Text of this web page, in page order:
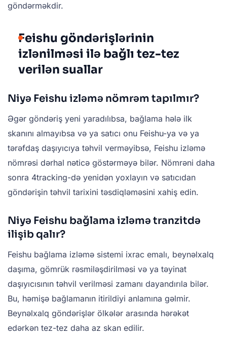
göndərməkdir.
Feishu göndərişlərinin
izlənilməsi ilə bağlı tez-tez
verilən suallar
Niyə Feishu izləmə nömrəm tapılmır?
Əgər göndəriş yeni yaradılıbsa, bağlama hələ ilk
skanını almayıbsa və ya satıcı onu Feishu-ya və ya
tərəfdaş daşıyıcıya təhvil verməyibsə, Feishu izləmə
nömrəsi dərhal nəticə göstərməyə bilər. Nömrəni daha
sonra 4tracking-də yenidən yoxlayın və satıcıdan
göndərişin təhvil tarixini təsdiqləməsini xahiş edin.
Niyə Feishu bağlama izləmə tranzitdə
ilişib qalır?
Feishu bağlama izləmə sistemi ixrac emalı, beynəlxalq
daşıma, gömrük rəsmiləşdirilməsi və ya təyinat
daşıyıcısının təhvil verilməsi zamanı dayandırıla bilər.
Bu, həmişə bağlamanın itirildiyi anlamına gəlmir.
Beynəlxalq göndərişlər ölkələr arasında hərəkət
edərkən tez-tez daha az skan edilir.